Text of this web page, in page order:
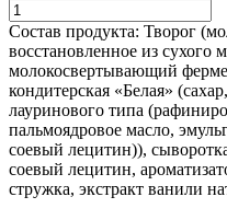
Состав продукта: Творог
восстановленное из сухого
молокосвертывающий
кондитерская «Белая»
лауринового типа
пальмоядровое масло,
соевый лецитин)),
соевый лецитин,
стружка, экстракт ванили